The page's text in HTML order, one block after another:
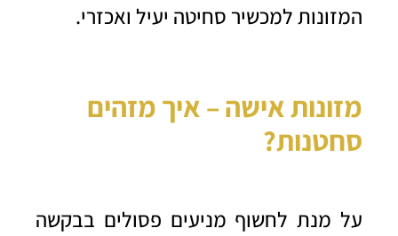
המזונות למכשיר סחיטה יעיל ואכזרי.
מזונות אישה –איך מזהים
סחטנות?
על מנת לחשוף מניעים פסולים בבקשה